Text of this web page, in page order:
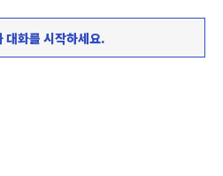
대화를 시작하세요.